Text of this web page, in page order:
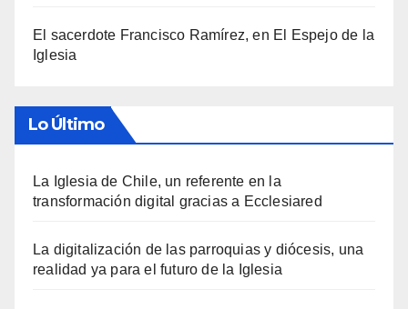
El sacerdote Francisco Ramírez, en El Espejo de la
Iglesia
Lo Último
La Iglesia de Chile, un referente en la
transformación digital gracias a Ecclesiared
La digitalización de las parroquias y diócesis, una
realidad ya para el futuro de la Iglesia